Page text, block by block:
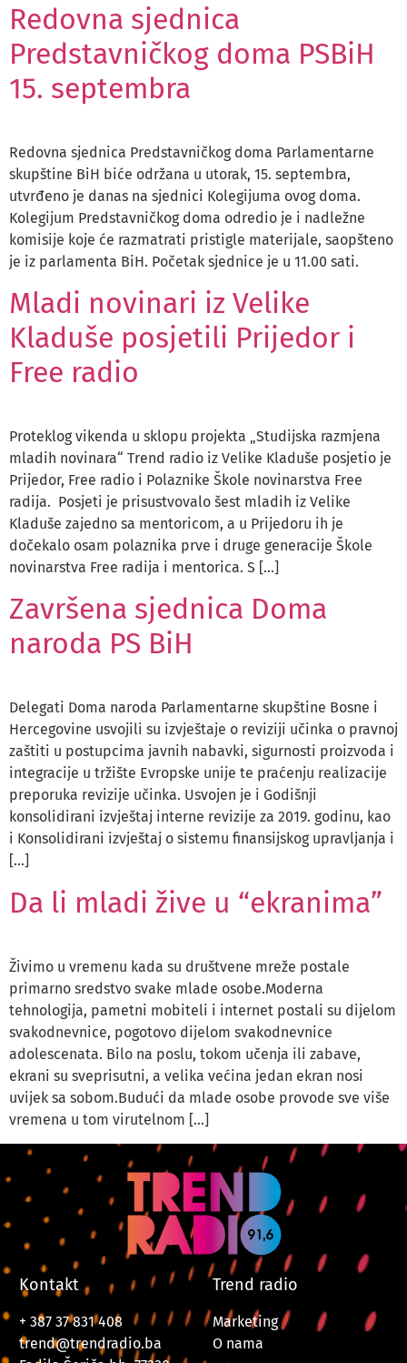
Redovna sjednica
Predstavničkog doma PSBiH
15. septembra
Redovna sjednica Predstavničkog doma Parlamentarne
skupštine BiH biće održana u utorak, 15. septembra,
utvrđeno je danas na sjednici Kolegijuma ovog doma.
Kolegijum Predstavničkog doma odredio je i nadležne
komisije koje će razmatrati pristigle materijale, saopšteno
je iz parlamenta BiH. Početak sjednice je u 11.00 sati.
Mladi novinari iz Velike
Kladuše posjetili Prijedor i
Free radio
Proteklog vikenda u sklopu projekta „Studijska razmjena
mladih novinara“ Trend radio iz Velike Kladuše posjetio je
Prijedor, Free radio i Polaznike Škole novinarstva Free
radija. Posjeti je prisustvovalo šest mladih iz Velike
Kladuše zajedno sa mentoricom, a u Prijedoru ih je
dočekalo osam polaznika prve i druge generacije Škole
novinarstva Free radija i mentorica. S […]
Završena sjednica Doma
naroda PS BiH
Delegati Doma naroda Parlamentarne skupštine Bosne i
Hercegovine usvojili su izvještaje o reviziji učinka o pravnoj
zaštiti u postupcima javnih nabavki, sigurnosti proizvoda i
integracije u tržište Evropske unije te praćenju realizacije
preporuka revizije učinka. Usvojen je i Godišnji
konsolidirani izvještaj interne revizije za 2019. godinu, kao
i Konsolidirani izvještaj o sistemu finansijskog upravljanja i
[…]
Da li mladi žive u “ekranima”
Živimo u vremenu kada su društvene mreže postale
primarno sredstvo svake mlade osobe.Moderna
tehnologija, pametni mobiteli i internet postali su dijelom
svakodnevnice, pogotovo dijelom svakodnevnice
adolescenata. Bilo na poslu, tokom učenja ili zabave,
ekrani su sveprisutni, a velika većina jedan ekran nosi
uvijek sa sobom.Budući da mlade osobe provode sve više
vremena u tom virutelnom […]
Kontakt
+ 387 37 831 408
trend@trendradio.ba
Trend radio
Marketing
O nama